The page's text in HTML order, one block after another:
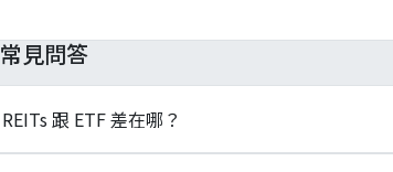
常見問答
REITs 跟 ETF 差在哪？